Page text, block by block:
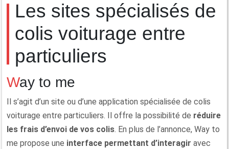
Les sites spécialisés de
colis voiturage entre
particuliers
Way to me
Il s’agit d’un site ou d’une application spécialisée de colis
voiturage entre particuliers. Il offre la possibilité de réduire
les frais d’envoi de vos colis. En plus de l’annonce, Way to
me propose une interface permettant d’interagir avec